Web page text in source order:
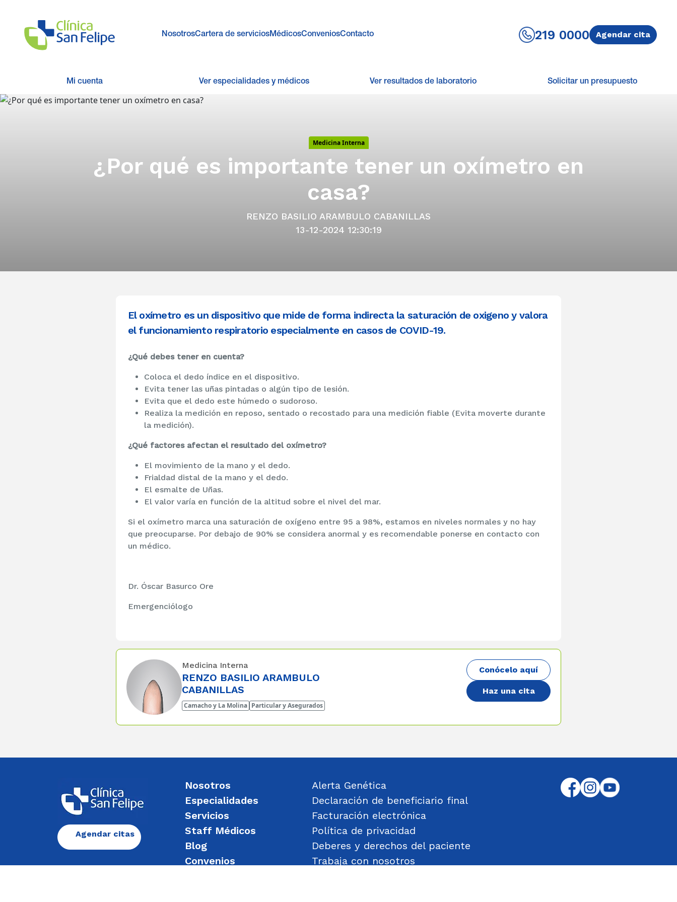
NosotrosCartera de serviciosMédicosConveniosContacto 219 0000 Agendar cita
Mi cuenta Ver especialidades y médicos Ver resultados de laboratorio Solicitar un presupuesto
Medicina Interna
¿Por qué es importante tener un oxímetro en
casa?
RENZO BASILIO ARAMBULO CABANILLAS
13-12-2024 12:30:19
El oxímetro es un dispositivo que mide de forma indirecta la saturación de oxigeno y valora
el funcionamiento respiratorio especialmente en casos de COVID-19.
¿Qué debes tener en cuenta?
Coloca el dedo índice en el dispositivo.
Evita tener las uñas pintadas o algún tipo de lesión.
Evita que el dedo este húmedo o sudoroso.
Realiza la medición en reposo, sentado o recostado para una medición fiable (Evita moverte durante
la medición).
¿Qué factores afectan el resultado del oxímetro?
El movimiento de la mano y el dedo.
Frialdad distal de la mano y el dedo.
El esmalte de Uñas.
El valor varía en función de la altitud sobre el nivel del mar.
Si el oxímetro marca una saturación de oxígeno entre 95 a 98%, estamos en niveles normales y no hay
que preocuparse. Por debajo de 90% se considera anormal y es recomendable ponerse en contacto con
un médico.
Dr. Óscar Basurco Ore
Emergenciólogo
Medicina Interna
RENZO BASILIO ARAMBULO
CABANILLAS
Camacho y La Molina Particular y Asegurados
Conócelo aquí
Haz una cita
Agendar citas
Nosotros
Especialidades
Servicios
Staff Médicos
Blog
Convenios
Alerta Genética
Declaración de beneficiario final
Facturación electrónica
Política de privacidad
Deberes y derechos del paciente
Trabaja con nosotros